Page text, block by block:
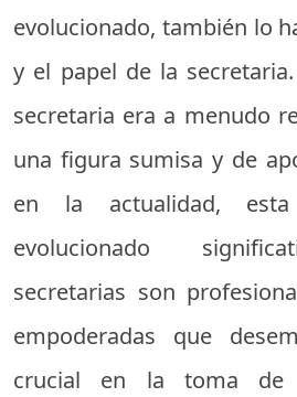
evolucionado, también lo
y el papel de la
secretaria era a menudo
una figura sumisa y de
en la actualidad,
evolucionado
secretarias son
empoderadas que
crucial en la toma de